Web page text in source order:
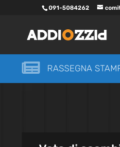
091-5084262
 RASSEGNA